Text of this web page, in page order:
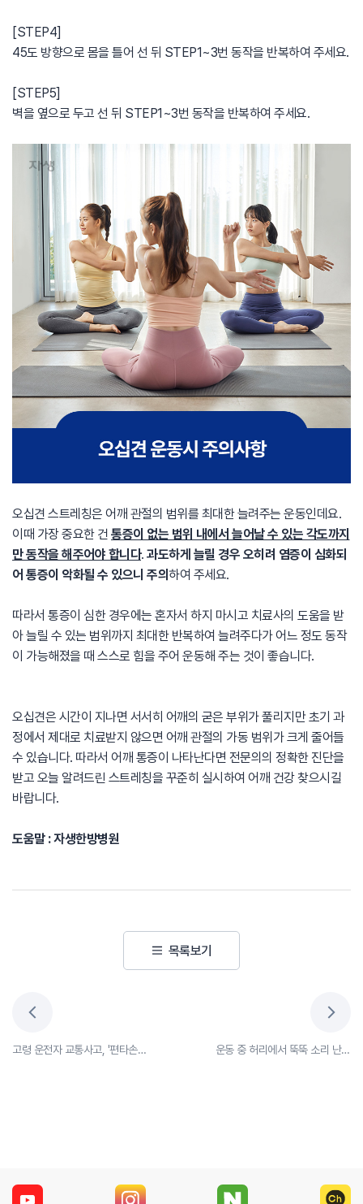
[STEP4]
45도 방향으로 몸을 틀어 선 뒤 STEP1~3번 동작을 반복하여 주세요.
[STEP5]
벽을 옆으로 두고 선 뒤 STEP1~3번 동작을 반복하여 주세요.
오십견 스트레칭은 어깨 관절의 범위를 최대한 늘려주는 운동인데요.
이때 가장 중요한 건 통증이 없는 범위 내에서 늘어날 수 있는 각도까지
만 동작을 해주어야 합니다. 과도하게 늘릴 경우 오히려 염증이 심화되
어 통증이 악화될 수 있으니 주의하여 주세요.
따라서 통증이 심한 경우에는 혼자서 하지 마시고 치료사의 도움을 받
아 늘릴 수 있는 범위까지 최대한 반복하여 늘려주다가 어느 정도 동작
이 가능해졌을 때 스스로 힘을 주어 운동해 주는 것이 좋습니다.
오십견은 시간이 지나면 서서히 어깨의 굳은 부위가 풀리지만 초기 과
정에서 제대로 치료받지 않으면 어깨 관절의 가동 범위가 크게 줄어들
수 있습니다. 따라서 어깨 통증이 나타난다면 전문의의 정확한 진단을
받고 오늘 알려드린 스트레칭을 꾸준히 실시하여 어깨 건강 찾으시길
바랍니다.
도움말 : 자생한방병원
고령 운전자 교통사고, '편타손상' 주의!
목록보기
운동 중 허리에서 뚝뚝 소리 난다면, 척추분리증?